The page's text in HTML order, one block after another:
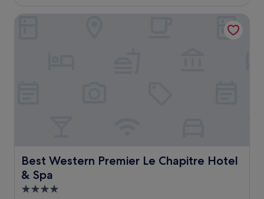
de
104 €
Best Western Premier Le Chapitre Hotel
& Spa
Best Western Premier Le Chapitre Hotel & Spa
Hébergement